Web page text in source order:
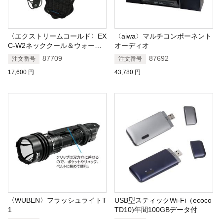
〈エクストリームコールド〉EX
C-W2ネッククール＆ウォーマ
ー注文番号 87709
17,600 円
〈aiwa〉マルチコンポーネント
オーディオ
注文番号 87692
43,780 円
〈WUBEN〉フラッシュライトT
1
USB型スティックWi-Fi（ecoco
TD10)年間100GBデータ付